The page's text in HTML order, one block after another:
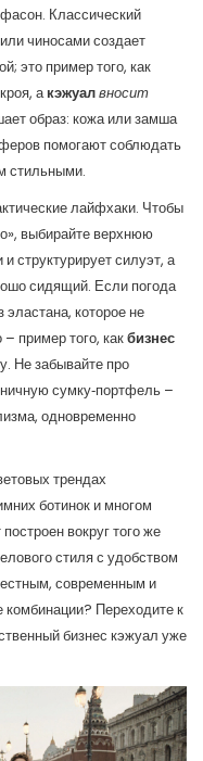
Классический
чиносами создает
это пример того, как
акэжуалвносит
образ: кожа или замша
помогают соблюдать
стильными.
лайфхаки. Чтобы
выбирайте верхнюю
структурирует силуэт, а
сидящий. Если погода
которое не
пример того, какбизнес
Не забывайте про
сумку‑портфель –
одновременно
трендах
ботинок и многом
вокруг того же
стиля с удобством
современным и
Переходите к
бизнес кэжуал уже